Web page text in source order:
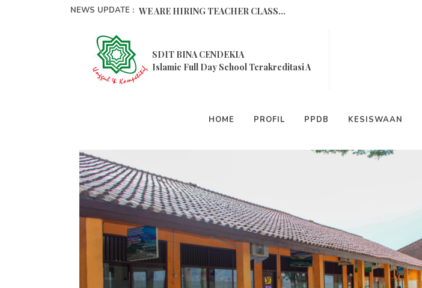
NEWS UPDATE : WE ARE HIRING TEACHER CLASS...
9 Cara Memperbaiki Mental Anak Yang Sering Dimarahi...
Kegiatan Program Organisasi Penggerak (POP) Program Multimed...
Ekstrakurikuler Taekwondo...
Pesantren Kilat Ramadhan 1443H SDIT Bina Cendekia Sukses Dil...
BERHIAS KEJUJURAN DALAM MENDIDIK...
SDIT BINA CENDEKIA
Islamic Full Day School Terakreditasi A
HOME PROFIL PPDB KESISWAAN